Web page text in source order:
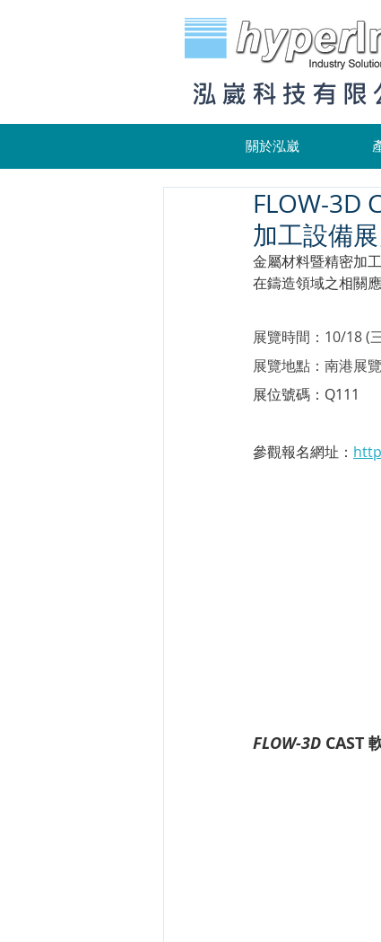
泓崴科技有限
關於泓崴
FLOW-3D
加工設備
金屬材料暨精密加
在鑄造領域之相關
展覽時間：10/18 (
展覽地點：南港展
展位號碼：Q111
參觀報名網址：
FLOW-3D CAST